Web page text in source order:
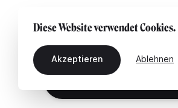
Diese Website verwendet Cookies.
Akzeptieren Ablehnen